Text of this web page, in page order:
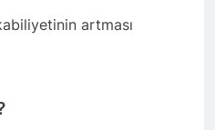
artması